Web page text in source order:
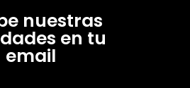
nuestras
en tu
email